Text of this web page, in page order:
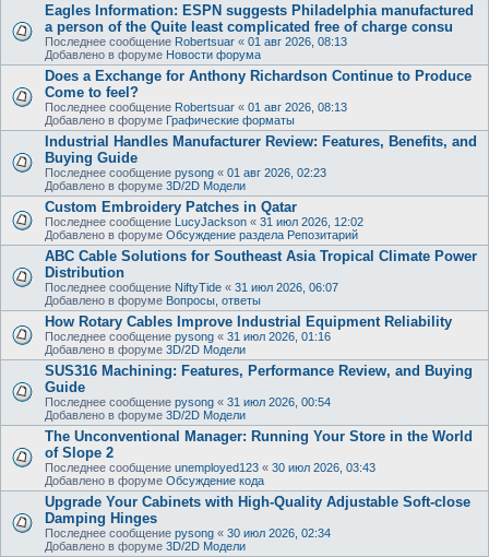
Eagles Information: ESPN suggests Philadelphia manufactured
a person of the Quite least complicated free of charge consu
Последнее сообщение Robertsuar « 01 авг 2026, 08:13
Добавлено в форуме Новости форума
Does a Exchange for Anthony Richardson Continue to Produce
Come to feel?
Последнее сообщение Robertsuar « 01 авг 2026, 08:13
Добавлено в форуме Графические форматы
Industrial Handles Manufacturer Review: Features, Benefits, and
Buying Guide
Последнее сообщение pysong « 01 авг 2026, 02:23
Добавлено в форуме 3D/2D Модели
Custom Embroidery Patches in Qatar
Последнее сообщение LucyJackson « 31 июл 2026, 12:02
Добавлено в форуме Обсуждение раздела Репозитарий
ABC Cable Solutions for Southeast Asia Tropical Climate Power
Distribution
Последнее сообщение NiftyTide « 31 июл 2026, 06:07
Добавлено в форуме Вопросы, ответы
How Rotary Cables Improve Industrial Equipment Reliability
Последнее сообщение pysong « 31 июл 2026, 01:16
Добавлено в форуме 3D/2D Модели
SUS316 Machining: Features, Performance Review, and Buying
Guide
Последнее сообщение pysong « 31 июл 2026, 00:54
Добавлено в форуме 3D/2D Модели
The Unconventional Manager: Running Your Store in the World
of Slope 2
Последнее сообщение unemployed123 « 30 июл 2026, 03:43
Добавлено в форуме Обсуждение кода
Upgrade Your Cabinets with High-Quality Adjustable Soft-close
Damping Hinges
Последнее сообщение pysong « 30 июл 2026, 02:34
Добавлено в форуме 3D/2D Модели